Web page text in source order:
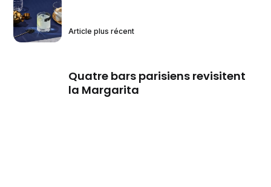
Article plus récent
Quatre bars parisiens revisitent
la Margarita